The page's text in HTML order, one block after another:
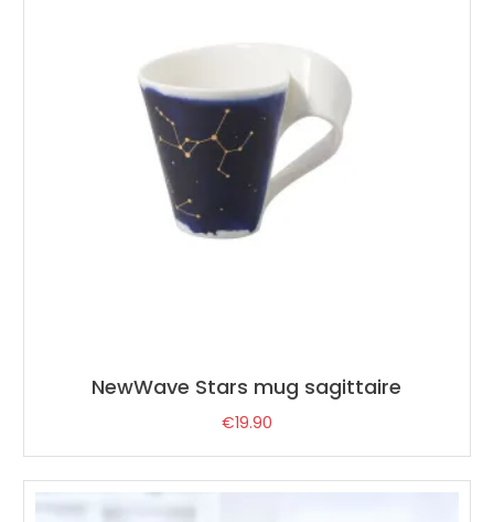
NewWave Stars mug sagittaire
€19.90